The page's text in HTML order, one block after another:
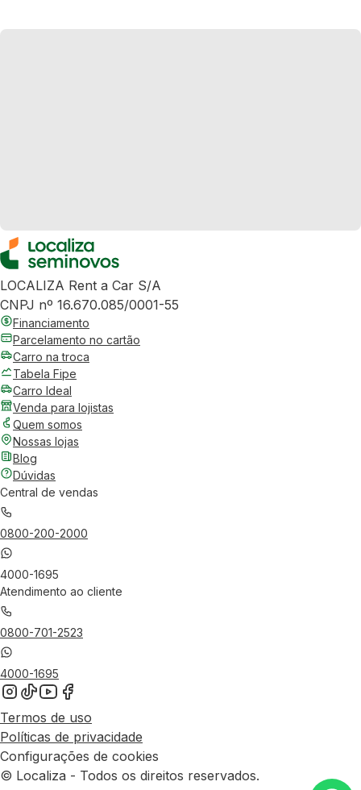
LOCALIZA Rent a Car S/A
CNPJ nº 16.670.085/0001-55
Financiamento
Parcelamento no cartão
Carro na troca
Tabela Fipe
Carro Ideal
Venda para lojistas
Quem somos
Nossas lojas
Blog
Dúvidas
Central de vendas
0800-200-2000
4000-1695
Atendimento ao cliente
0800-701-2523
4000-1695
Termos de uso
Políticas de privacidade
Configurações de cookies
© Localiza - Todos os direitos reservados.